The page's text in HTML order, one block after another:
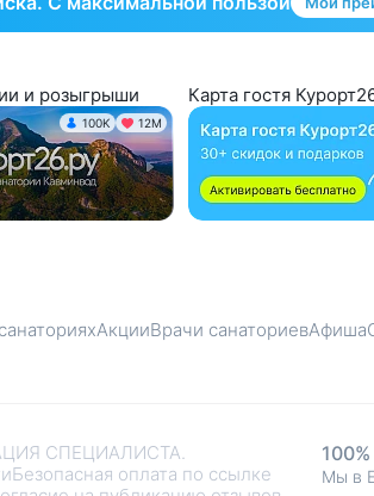
и розыгрыши
100K 12М
Карта гостя
АкцииВрачи санаториевАфиша
СПЕЦИАЛИСТА.
Безопасная оплата по ссылке
Мы в
добавлено санаториев: